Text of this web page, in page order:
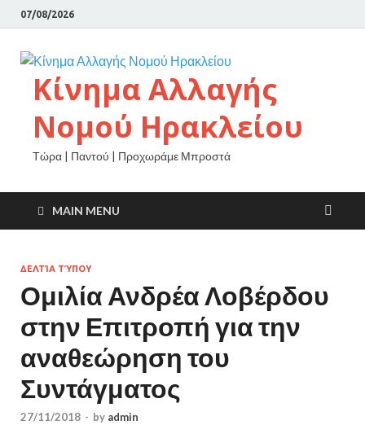
07/08/2026
Κίνημα Αλλαγής
Νομού Ηρακλείου
Τώρα | Παντού | Προχωράμε Μπροστά
MAIN MENU
ΔΕΛΤΊΑ ΤΎΠΟΥ
Ομιλία Ανδρέα Λοβέρδου
στην Επιτροπή για την
αναθεώρηση του
Συντάγματος
27/11/2018 - by admin